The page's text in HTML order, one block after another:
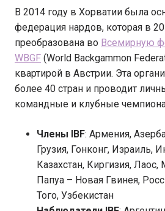
В 2014 году в Хорватии была
федерация нардов, которая в
преобразована во Всемирную
WBGF (World Backgammon
квартирой в Австрии. Эта
более 40 стран и проводит
командные и клубные
Члены IBF: Армения,
Грузия, Гонконг, Израиль,
Казахстан, Киргизия,
Папуа – Новая Гвинея,
Того, Узбекистан